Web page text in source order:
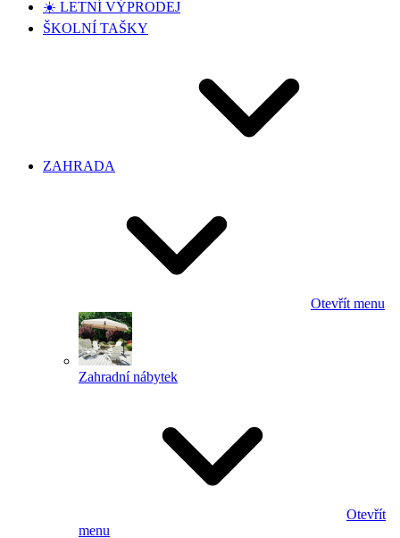
☀️ LETNÍ VÝPRODEJ
ŠKOLNÍ TAŠKY
ZAHRADA
Otevřít menu
Zahradní nábytek
Otevřít
menu